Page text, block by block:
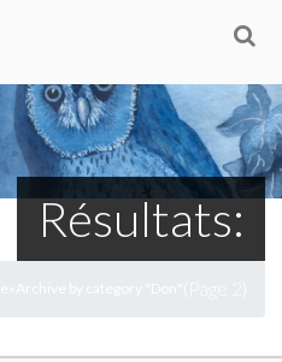
Résultats: